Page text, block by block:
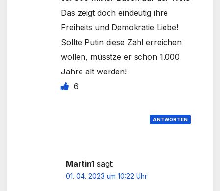
Das zeigt doch eindeutig ihre
Freiheits und Demokratie Liebe!
Sollte Putin diese Zahl erreichen
wollen, müsstze er schon 1.000
Jahre alt werden!
6
ANTWORTEN
Martin1 sagt:
01. 04. 2023 um 10:22 Uhr